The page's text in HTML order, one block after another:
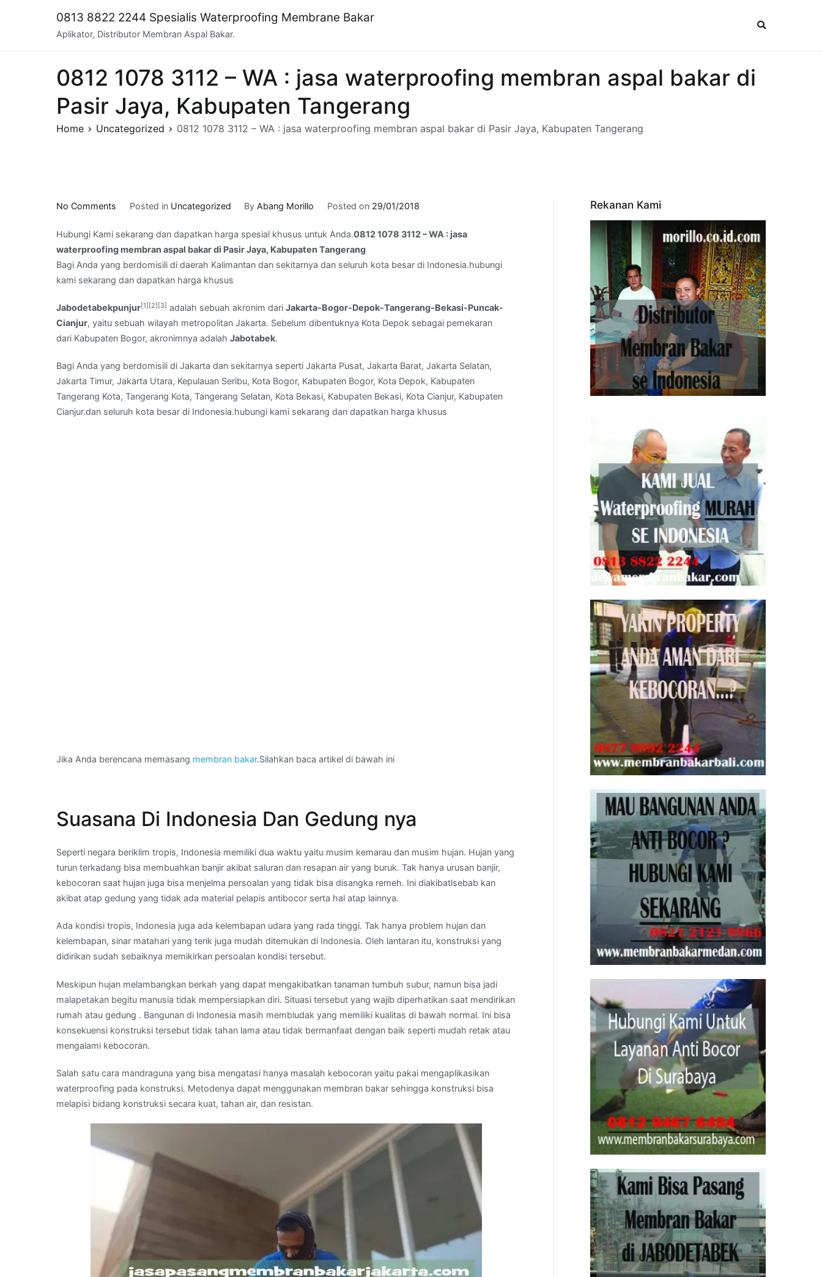
0813 8822 2244 Spesialis Waterproofing Membrane Bakar
Aplikator, Distributor Membran Aspal Bakar.
0812 1078 3112 – WA : jasa waterproofing membran aspal bakar di
Pasir Jaya, Kabupaten Tangerang
Home Uncategorized 0812 1078 3112 – WA : jasa waterproofing membran aspal bakar di Pasir Jaya, Kabupaten Tangerang
No Comments
1078
3112
–
WA
jasa
waterproofing
membran
bakar
Pasir
Posted in Uncategorized ByAbang Morillo Posted on 29/01/2018
Hubungi Kami sekarang dan dapatkan harga spesial khusus untuk Anda.0812 1078 3112 – WA : jasa
waterproofing membran aspal bakar di Pasir Jaya, Kabupaten Tangerang
Bagi Anda yang berdomisili di daerah Kalimantan dan sekitarnya dan seluruh kota besar di Indonesia.hubungi
kami sekarang dan dapatkan harga khusus
Jabodetabekpunjur[1] [2] [3] adalah sebuah akronim dari Jakarta-Bogor-Depok-Tangerang-Bekasi-Puncak-
Cianjur, yaitu sebuah wilayah metropolitan Jakarta. Sebelum dibentuknya Kota Depok sebagai pemekaran
dari Kabupaten Bogor, akronimnya adalah Jabotabek.
Bagi Anda yang berdomisili di Jakarta dan sekitarnya seperti Jakarta Pusat, Jakarta Barat, Jakarta Selatan,
Jakarta Timur, Jakarta Utara, Kepulauan Seribu, Kota Bogor, Kabupaten Bogor, Kota Depok, Kabupaten
Tangerang Kota, Tangerang Kota, Tangerang Selatan, Kota Bekasi, Kabupaten Bekasi, Kota Cianjur, Kabupaten
Cianjur.dan seluruh kota besar di Indonesia.hubungi kami sekarang dan dapatkan harga khusus
Jika Anda berencana memasang membran bakar.Silahkan baca artikel di bawah ini
Suasana Di Indonesia Dan Gedung nya
Seperti negara beriklim tropis, Indonesia memiliki dua waktu yaitu musim kemarau dan musim hujan. Hujan yang
turun terkadang bisa membuahkan banjir akibat saluran dan resapan air yang buruk. Tak hanya urusan banjir,
kebocoran saat hujan juga bisa menjelma persoalan yang tidak bisa disangka remeh. Ini diakibatlsebab kan
akibat atap gedung yang tidak ada material pelapis antibocor serta hal atap lainnya.
Ada kondisi tropis, Indonesia juga ada kelembapan udara yang rada tinggi. Tak hanya problem hujan dan
kelembapan, sinar matahari yang terik juga mudah ditemukan di Indonesia. Oleh lantaran itu, konstruksi yang
didirikan sudah sebaiknya memikirkan persoalan kondisi tersebut.
Meskipun hujan melambangkan berkah yang dapat mengakibatkan tanaman tumbuh subur, namun bisa jadi
malapetakan begitu manusia tidak mempersiapkan diri. Situasi tersebut yang wajib diperhatikan saat mendirikan
rumah atau gedung . Bangunan di Indonesia masih membludak yang memiliki kualitas di bawah normal. Ini bisa
konsekuensi konstruksi tersebut tidak tahan lama atau tidak bermanfaat dengan baik seperti mudah retak atau
mengalami kebocoran.
Salah satu cara mandraguna yang bisa mengatasi hanya masalah kebocoran yaitu pakai mengaplikasikan
waterproofing pada konstruksi. Metodenya dapat menggunakan membran bakar sehingga konstruksi bisa
melapisi bidang konstruksi secara kuat, tahan air, dan resistan.
Rekanan Kami